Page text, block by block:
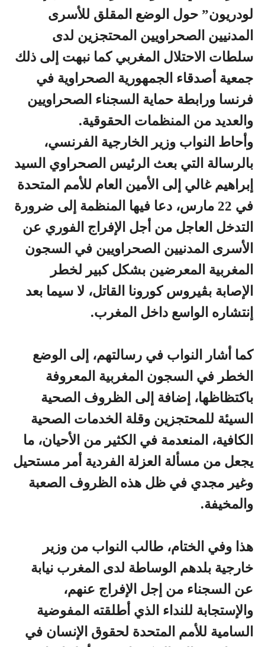
لودريون” حول الوضع المقلق للأسرى
المدنيين الصحراويين المحتجزين لدى
سلطات الاحتلال المغربي كما نبهت إلى ذلك
جمعية أصدقاء الجمهورية الصحراوية في
فرنسا ورابطة حماية السجناء الصحراويين
والعديد من المنظمات الحقوقية.
وأحاط النواب وزير الخارجية الفرنسي،
بالرسالة التي بعث الرئيس الصحراوي السيد
إبراهيم غالي إلى الأمين العام للأمم المتحدة
في 22 مارس، دعا فيها المنظمة إلى ضرورة
التدخل العاجل من أجل الإفراج الفوري عن
الأسرى المدنيين الصحراويين في السجون
المغربية المعرضين بشكل كبير لخطر
الإصابة بڤيروس كورونا القاتل، لا سيما بعد
إنتشاره الواسع داخل المغرب.
كما أشار النواب في رسالتهم، إلى الوضع
الخطر في السجون المغربية المعروفة
باكتظاظها، إضافة إلى الظروف الصحية
السيئة للمحتجزين وقلة الخدمات الصحية
الكافية، المنعدمة في الكثير من الأحيان، ما
يجعل من مسألة العزلة الفردية أمر مستحيل
وغير مجدي في ظل هذه الظروف الصعبة
والمخيفة.
هذا وفي الختام، طالب النواب من وزير
خارجية بلدهم الوساطة لدى المغرب نيابة
عن السجناء من إجل الإفراج عنهم،
والإستجابة للنداء الذي أطلقته المفوضية
السامية للأمم المتحدة لحقوق الإنسان في